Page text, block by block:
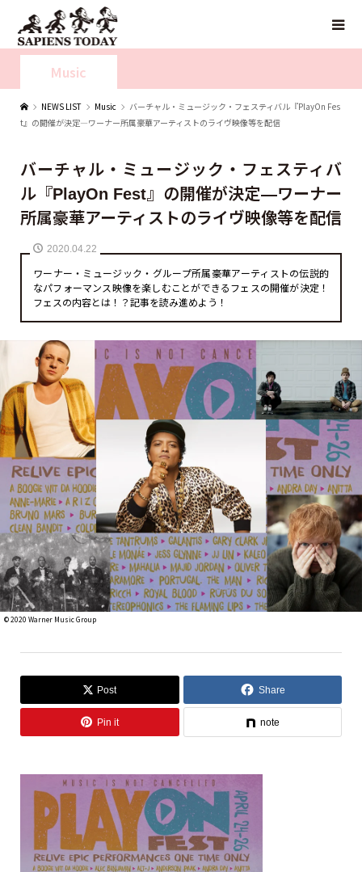
Music
NEWS LIST Music
バーチャル・ミュージック・フェスティバル『PlayOn Fes
t』の開催が決定—ワーナー所属豪華アーティストのライヴ映像等を配信
バーチャル・ミュージック・フェスティバ
ル『PlayOn Fest』の開催が決定—ワーナー
所属豪華アーティストのライヴ映像等を配信
2020.04.22
ワーナー・ミュージック・グループ所属豪華アーティストの伝説的
なパフォーマンス映像を楽しむことができるフェスの開催が決定！
フェスの内容とは！？記事を読み進めよう！
©︎ 2020 Warner Music Group
Post Share
Pin it note